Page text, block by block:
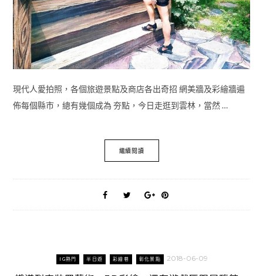
現代人愛拍照，各個旅遊景點及商店各出奇招 網美牆及彩繪牆遍
佈每個縣市，總有幾個成為 夯點，今日走逛到雲林，當然 …
繼續閱讀
IG熱門 半日遊 彩繪巷 彰化景點 2018-06-09